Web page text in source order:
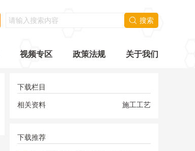
搜索
视频专区 政策法规 关于我们
下载栏目
相关资料 施工工艺
下载推荐